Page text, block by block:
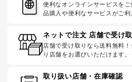
便利なオンラインサービスを
品購入や便利なサービスがご利
ネットで注文 店舗で受け
店舗で受け取りなら送料無料
り店舗をお選びいただけます。
取り扱い店舗・在庫確認